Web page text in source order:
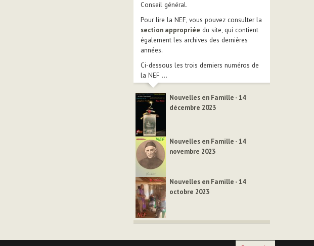
Conseil général.
Pour lire la NEF, vous pouvez consulter la
section appropriée du site, qui contient
également les archives des dernières
années.
Ci-dessous les trois derniers numéros de
la NEF ...
Nouvelles en Famille - 14
décembre 2023
Nouvelles en Famille - 14
novembre 2023
Nouvelles en Famille - 14
octobre 2023